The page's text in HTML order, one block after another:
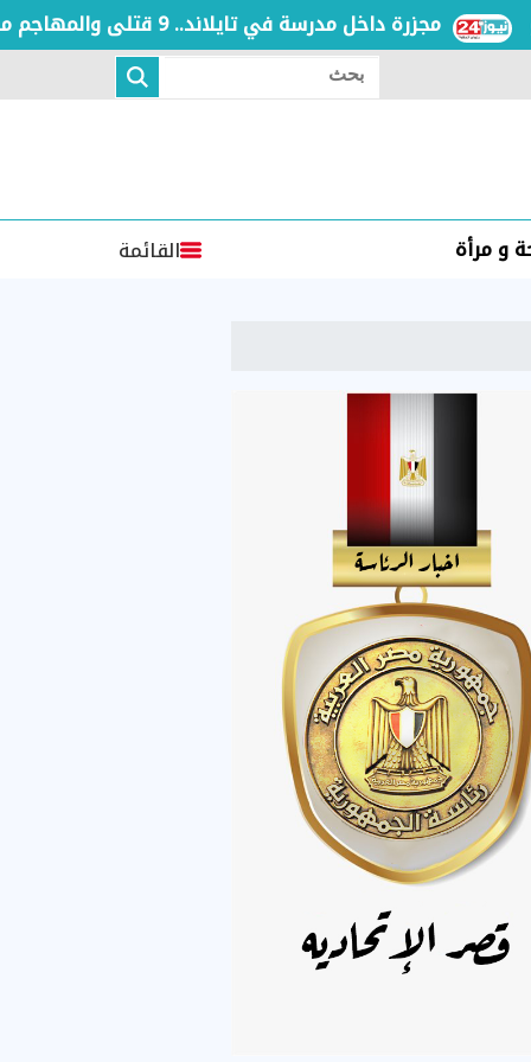
مجزرة داخل مدرسة في تايلاند.. 9 قتلى والمهاجم مراهق في عمر الـ14
بحث
و مرأة القائمة